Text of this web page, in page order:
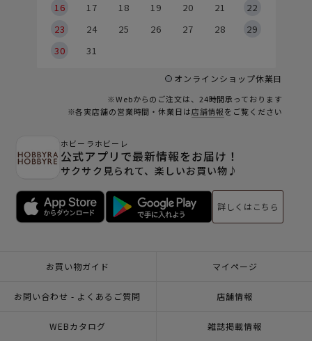
16
17 18 19 20 21
22
23
24 25 26 27 28
29
30
31
オンラインショップ休業日
※Webからのご注文は、24時間承っております
※各実店舗の営業時間・休業日は店舗情報をご覧ください
ホビーラホビーレ
公式アプリで最新情報をお届け！
サクサク見られて、楽しいお買い物♪
詳しくはこちら
お買い物ガイド マイページ
お問い合わせ - よくあるご質問 店舗情報
WEBカタログ 雑誌掲載情報